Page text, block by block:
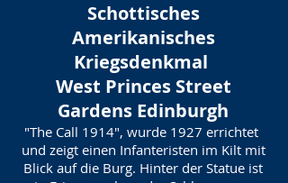
Schottisches
Amerikanisches
Kriegsdenkmal
West Princes Street
Gardens Edinburgh
"The Call 1914", wurde 1927 errichtet
und zeigt einen Infanteristen im Kilt mit
Blick auf die Burg. Hinter der Statue ist